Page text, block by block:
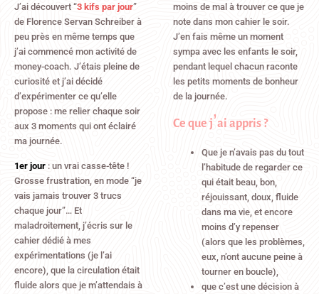
J’ai découvert “3 kifs par jour”
de Florence Servan Schreiber à
peu près en même temps que
j’ai commencé mon activité de
money-coach. J’étais pleine de
curiosité et j’ai décidé
d’expérimenter ce qu’elle
propose : me relier chaque soir
aux 3 moments qui ont éclairé
ma journée.
1er jour : un vrai casse-tête !
Grosse frustration, en mode “je
vais jamais trouver 3 trucs
chaque jour”… Et
maladroitement, j’écris sur le
cahier dédié à mes
expérimentations (je l’ai
encore), que la circulation était
fluide alors que je m’attendais à
moins de mal à trouver ce que je
note dans mon cahier le soir.
J’en fais même un moment
sympa avec les enfants le soir,
pendant lequel chacun raconte
les petits moments de bonheur
de la journée.
Ce que j’ai appris ?
Que je n’avais pas du tout
l’habitude de regarder ce
qui était beau, bon,
réjouissant, doux, fluide
dans ma vie, et encore
moins d’y repenser
(alors que les problèmes,
eux, n’ont aucune peine à
tourner en boucle),
que c’est une décision à